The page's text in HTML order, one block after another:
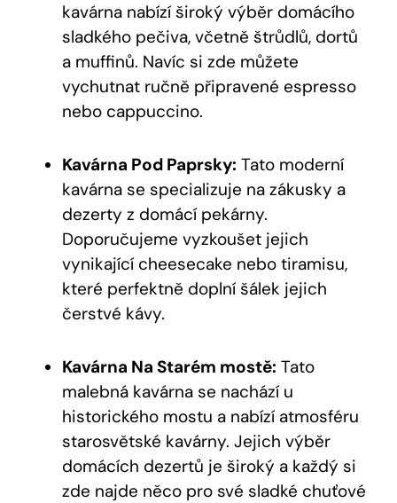
kavárna nabízí široký výběr domácího
sladkého pečiva, včetně štrůdlů, dortů
a muffinů. Navíc si zde můžete
vychutnat ručně připravené espresso
nebo cappuccino.
Kavárna Pod Paprsky: Tato moderní
kavárna se specializuje na zákusky a
dezerty z domácí pekárny.
Doporučujeme vyzkoušet jejich
vynikající cheesecake nebo tiramisu,
které perfektně doplní šálek jejich
čerstvé kávy.
Kavárna Na Starém mostě: Tato
malebná kavárna se nachází u
historického mostu a nabízí atmosféru
starosvětské kavárny. Jejich výběr
domácích dezertů je široký a každý si
zde najde něco pro své sladké chuťové